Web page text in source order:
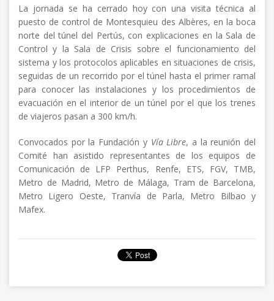
La jornada se ha cerrado hoy con una visita técnica al
puesto de control de Montesquieu des Albères, en la boca
norte del túnel del Pertús, con explicaciones en la Sala de
Control y la Sala de Crisis sobre el funcionamiento del
sistema y los protocolos aplicables en situaciones de crisis,
seguidas de un recorrido por el túnel hasta el primer ramal
para conocer las instalaciones y los procedimientos de
evacuación en el interior de un túnel por el que los trenes
de viajeros pasan a 300 km/h.
Convocados por la Fundación y Vía Libre, a la reunión del
Comité han asistido representantes de los equipos de
Comunicación de LFP Perthus, Renfe, ETS, FGV, TMB,
Metro de Madrid, Metro de Málaga, Tram de Barcelona,
Metro Ligero Oeste, Tranvía de Parla, Metro Bilbao y
Mafex.